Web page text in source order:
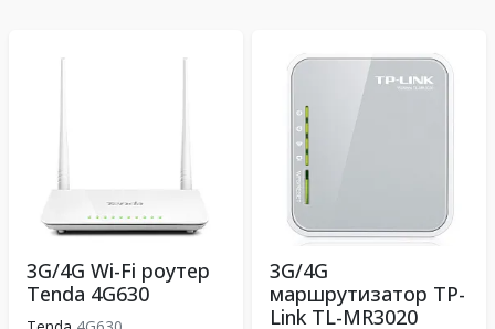
3G/4G Wi-Fi роутер
Tenda 4G630
3G/4G
маршрутизатор TP-
Link TL-MR3020